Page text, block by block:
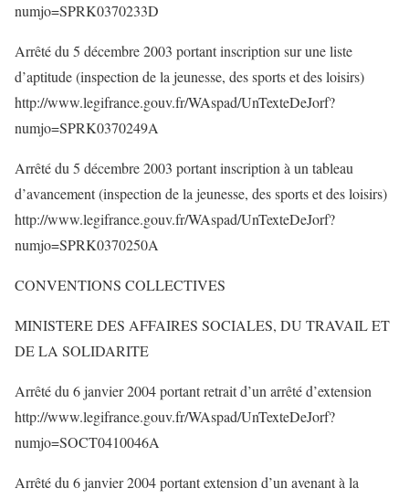
numjo=SPRK0370233D
Arrêté du 5 décembre 2003 portant inscription sur une liste
d’aptitude (inspection de la jeunesse, des sports et des loisirs)
http://www.legifrance.gouv.fr/WAspad/UnTexteDeJorf?
numjo=SPRK0370249A
Arrêté du 5 décembre 2003 portant inscription à un tableau
d’avancement (inspection de la jeunesse, des sports et des loisirs)
http://www.legifrance.gouv.fr/WAspad/UnTexteDeJorf?
numjo=SPRK0370250A
CONVENTIONS COLLECTIVES
MINISTERE DES AFFAIRES SOCIALES, DU TRAVAIL ET
DE LA SOLIDARITE
Arrêté du 6 janvier 2004 portant retrait d’un arrêté d’extension
http://www.legifrance.gouv.fr/WAspad/UnTexteDeJorf?
numjo=SOCT0410046A
Arrêté du 6 janvier 2004 portant extension d’un avenant à la